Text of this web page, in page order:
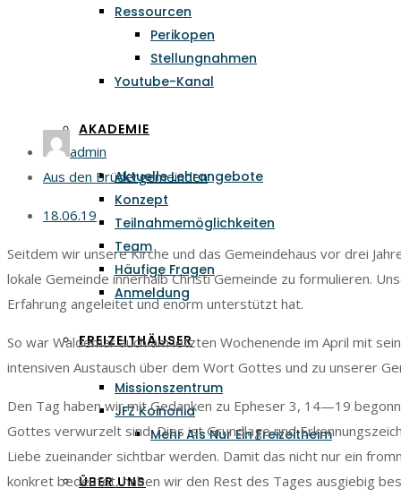
Ressourcen
Perikopen
Stellungnahmen
Youtube-Kanal
AKADEMIE
Aktuelle Lehrangebote
Konzept
Teilnahmemöglichkeiten
Team
Häufige Fragen
Anmeldung
FREIZEITHÄUSER
Missionszentrum
JFZ Koinonia
Mehr Als Nur Ein Freizeitheim
ÜBER UNS
admin
Aus den Brüdergemeinden
18.06.19
Seitdem wir unsere Kirche und das Gemeindehaus vor drei
lokale Gemeinde innerhalb Christi Gemeinde zu formulieren.
Erfahrung angeleitet und enorm unterstützt hat.
So war Waldemar auch am letzten Wochenende im April mit
intensiven Austausch über dem Wort Gottes und zu unserer
Den Tag haben wir mit Gedanken zu Epheser 3, 14—19
Gottes verwurzelt sind. Dies ist Grundlage und
Liebe zueinander sichtbar werden. Damit das nicht nur ein
konkret bedeutet, haben wir den Rest des Tages ausgiebig